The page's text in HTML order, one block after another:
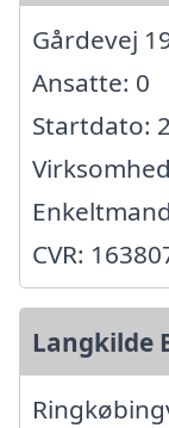
Gårdevej
Ansatte: 0
Startdato:
CVR:
Langkilde